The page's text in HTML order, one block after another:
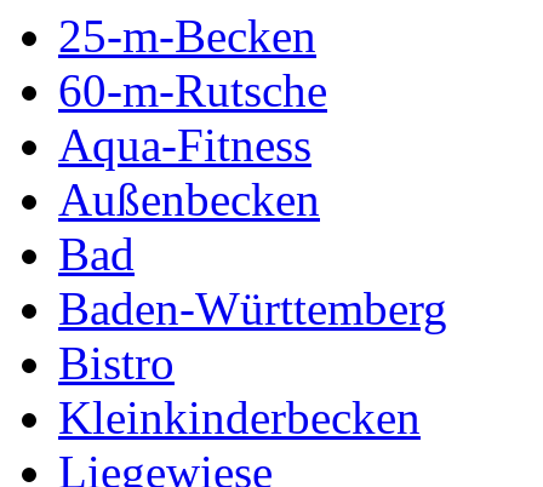
25-m-Becken
60-m-Rutsche
Aqua-Fitness
Außenbecken
Bad
Baden-Württemberg
Bistro
Kleinkinderbecken
Liegewiese